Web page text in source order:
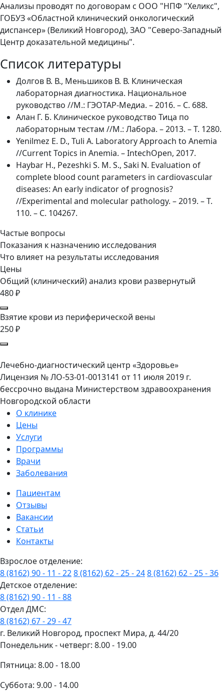
Анализы проводят по договорам с ООО "НПФ "Хеликс",
ГОБУЗ «Областной клинический онкологический
диспансер» (Великий Новгород), ЗАО "Северо-Западный
Центр доказательной медицины".
Список литературы
Долгов В. В., Меньшиков В. В. Клиническая
лабораторная диагностика. Национальное
руководство //М.: ГЭОТАР-Медиа. – 2016. – С. 688.
Алан Г. Б. Клиническое руководство Тица по
лабораторным тестам //М.: Лабора. – 2013. – Т. 1280.
Yenilmez E. D., Tuli A. Laboratory Approach to Anemia
//Current Topics in Anemia. – IntechOpen, 2017.
Haybar H., Pezeshki S. M. S., Saki N. Evaluation of
complete blood count parameters in cardiovascular
diseases: An early indicator of prognosis?
//Experimental and molecular pathology. – 2019. – Т.
110. – С. 104267.
Частые вопросы
Показания к назначению исследования
Что влияет на результаты исследования
Цены
Общий (клинический) анализ крови развернутый
480 ₽
Взятие крови из периферической вены
250 ₽
Лечебно-диагностический центр «Здоровье»
Лицензия № ЛО-53-01-0013141 от 11 июля 2019 г.
бессрочно выдана Министерством здравоохранения
Новгородской области
О клинике
Цены
Услуги
Программы
Врачи
Заболевания
Пациентам
Отзывы
Вакансии
Статьи
Контакты
Взрослое отделение:
8 (8162) 90 - 11 - 228 (8162) 62 - 25 - 248 (8162) 62 - 25 - 36
Детское отделение:
8 (8162) 90 - 11 - 88
Отдел ДМС:
8 (8162) 67 - 29 - 47
г. Великий Новгород, проспект Мира, д. 44/20
Понедельник - четверг: 8.00 - 19.00
Пятница: 8.00 - 18.00
Суббота: 9.00 - 14.00